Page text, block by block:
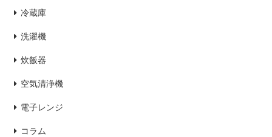
冷蔵庫
洗濯機
炊飯器
空気清浄機
電子レンジ
コラム